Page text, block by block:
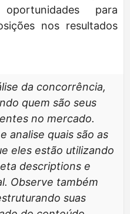
para
nos resultados
da concorrência,
quem são seus
no mercado.
analise quais são as
eles estão utilizando
descriptions e
Observe também
suas